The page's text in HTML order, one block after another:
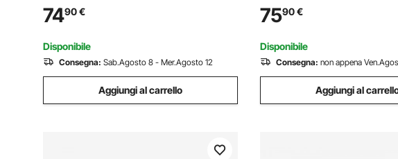
8 Ganci, 4 Ruote Girevoli, Capacità di 30
kg per Officine di Riparazione Auto e
Garage, Rosso
7490€
Disponibile
Consegna: Sab.Agosto 8 - Mer.Agosto 12
Aggiungi al carrello
8 Ganci, 4 Ruote Girevoli,
kg per Officine di Riparazione
Garage, Bianco
7590€
Disponibile
Consegna: non appena
Aggiungi al